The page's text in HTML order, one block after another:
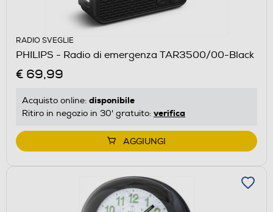
RADIO SVEGLIE
PHILIPS - Radio di emergenza TAR3500/00-Black
€ 69,99
Acquisto online: disponibile
Ritiro in negozio in 30' gratuito: verifica
AGGIUNGI